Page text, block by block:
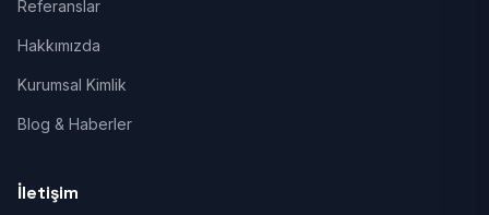
Referanslar
Hakkımızda
Kurumsal Kimlik
Blog & Haberler
İletişim